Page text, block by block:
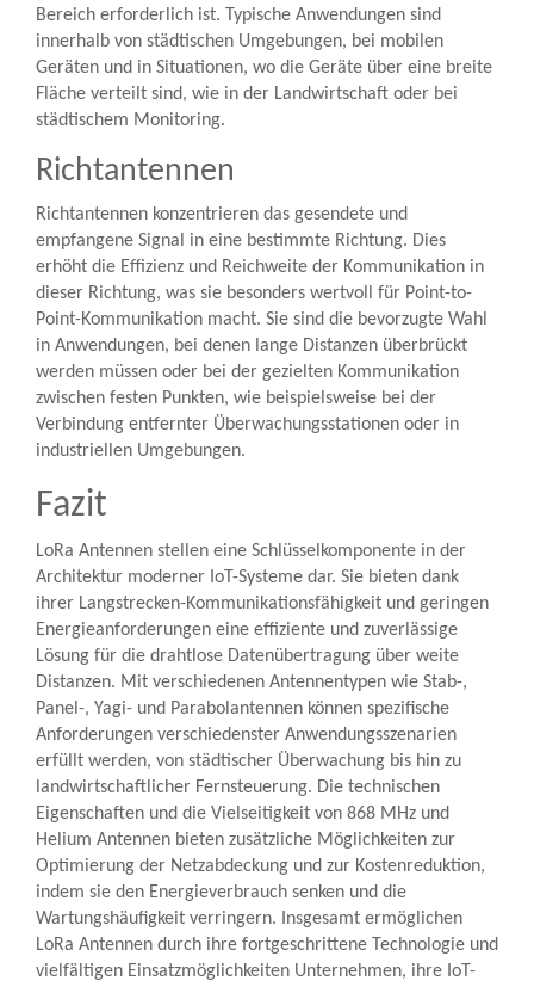
Bereich erforderlich ist. Typische Anwendungen sind
innerhalb von städtischen Umgebungen, bei mobilen
Geräten und in Situationen, wo die Geräte über eine breite
Fläche verteilt sind, wie in der Landwirtschaft oder bei
städtischem Monitoring.
Richtantennen
Richtantennen konzentrieren das gesendete und
empfangene Signal in eine bestimmte Richtung. Dies
erhöht die Effizienz und Reichweite der Kommunikation in
dieser Richtung, was sie besonders wertvoll für Point-to-
Point-Kommunikation macht. Sie sind die bevorzugte Wahl
in Anwendungen, bei denen lange Distanzen überbrückt
werden müssen oder bei der gezielten Kommunikation
zwischen festen Punkten, wie beispielsweise bei der
Verbindung entfernter Überwachungsstationen oder in
industriellen Umgebungen.
Fazit
LoRa Antennen stellen eine Schlüsselkomponente in der
Architektur moderner IoT-Systeme dar. Sie bieten dank
ihrer Langstrecken-Kommunikationsfähigkeit und geringen
Energieanforderungen eine effiziente und zuverlässige
Lösung für die drahtlose Datenübertragung über weite
Distanzen. Mit verschiedenen Antennentypen wie Stab-,
Panel-, Yagi- und Parabolantennen können spezifische
Anforderungen verschiedenster Anwendungsszenarien
erfüllt werden, von städtischer Überwachung bis hin zu
landwirtschaftlicher Fernsteuerung. Die technischen
Eigenschaften und die Vielseitigkeit von 868 MHz und
Helium Antennen bieten zusätzliche Möglichkeiten zur
Optimierung der Netzabdeckung und zur Kostenreduktion,
indem sie den Energieverbrauch senken und die
Wartungshäufigkeit verringern. Insgesamt ermöglichen
LoRa Antennen durch ihre fortgeschrittene Technologie und
vielfältigen Einsatzmöglichkeiten Unternehmen, ihre IoT-